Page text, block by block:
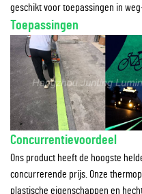
geschikt voor toepassingen in
Toepassingen
Concurrentievoordeel
Ons product heeft de hoogste
concurrerende prijs. Onze
plastische eigenschappen en